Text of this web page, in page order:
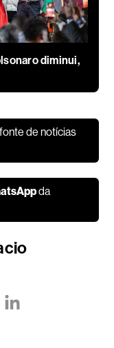
diminui,
de notícias
da